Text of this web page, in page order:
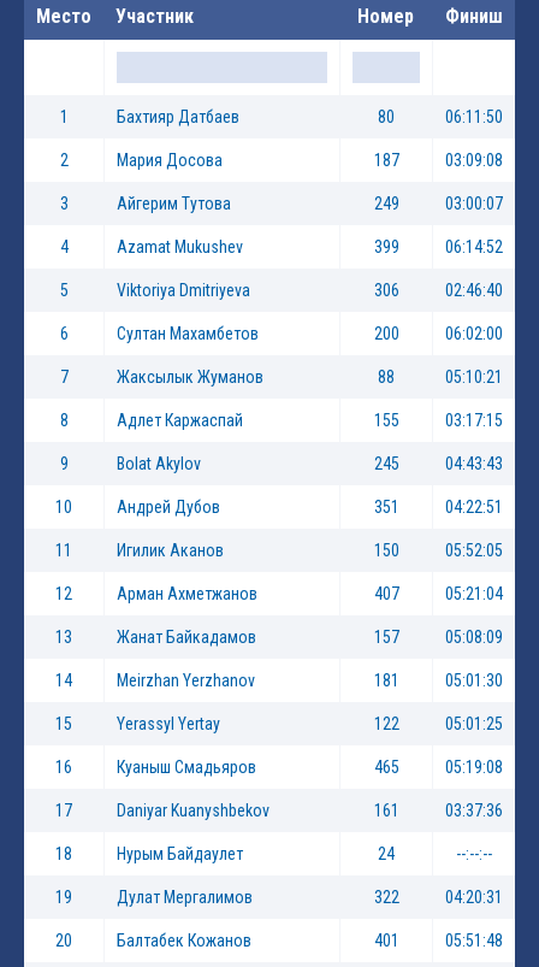
Место Участник Номер Финиш
1 Бахтияр Датбаев 80 06:11:50
2 Мария Досова 187 03:09:08
3 Айгерим Тутова 249 03:00:07
4 Azamat Mukushev 399 06:14:52
5 Viktoriya Dmitriyeva 306 02:46:40
6 Султан Махамбетов 200 06:02:00
7 Жаксылык Жуманов 88 05:10:21
8 Адлет Каржаспай 155 03:17:15
9 Bolat Akylov 245 04:43:43
10 Андрей Дубов 351 04:22:51
11 Игилик Аканов 150 05:52:05
12 Арман Ахметжанов 407 05:21:04
13 Жанат Байкадамов 157 05:08:09
14 Meirzhan Yerzhanov 181 05:01:30
15 Yerassyl Yertay 122 05:01:25
16 Куаныш Смадьяров 465 05:19:08
17 Daniyar Kuanyshbekov 161 03:37:36
18 Нурым Байдаулет 24 --:--:--
19 Дулат Мергалимов 322 04:20:31
20 Балтабек Кожанов 401 05:51:48